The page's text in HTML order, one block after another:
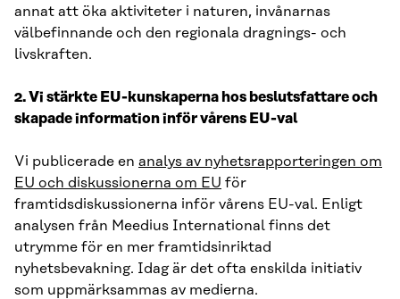
annat att öka aktiviteter i naturen, invånarnas
välbefinnande och den regionala dragnings- och
livskraften.
2. Vi stärkte EU-kunskaperna hos beslutsfattare och
skapade information inför vårens EU-val
Vi publicerade en analys av nyhetsrapporteringen om
EU och diskussionerna om EU för
framtidsdiskussionerna inför vårens EU-val. Enligt
analysen från Meedius International finns det
utrymme för en mer framtidsinriktad
nyhetsbevakning. Idag är det ofta enskilda initiativ
som uppmärksammas av medierna.